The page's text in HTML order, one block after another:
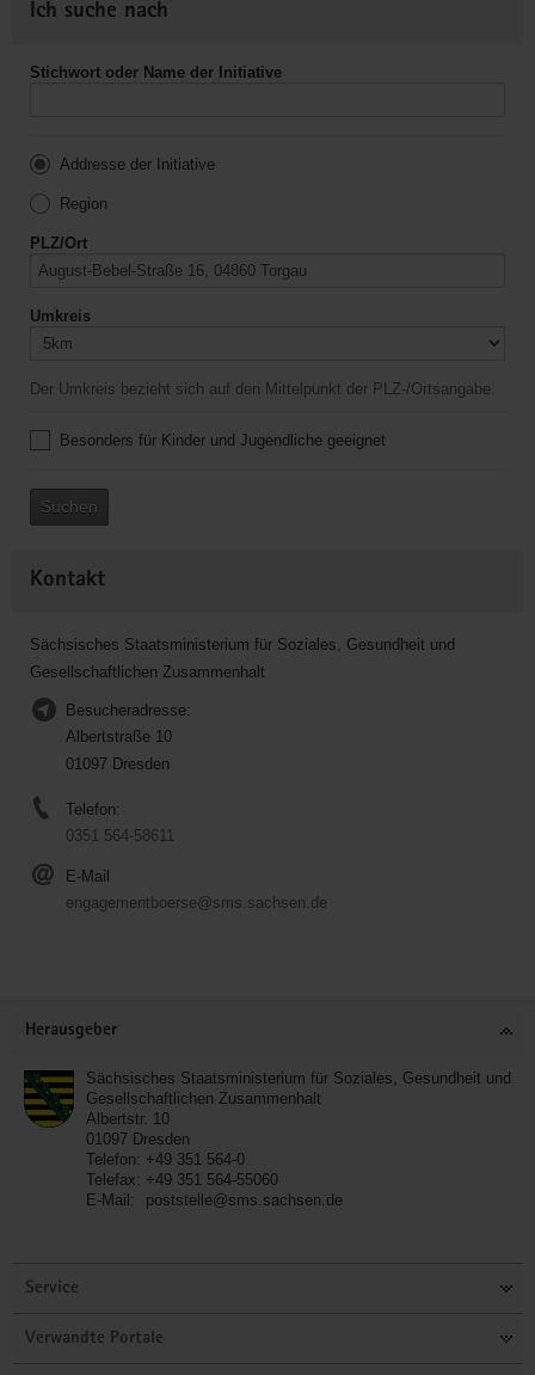
Ich suche nach
Stichwort oder Name der Initiative
Addresse der Initiative
Region
PLZ/Ort
Umkreis
Der Umkreis bezieht sich auf den Mittelpunkt der PLZ-/Ortsangabe.
Besonders für Kinder und Jugendliche geeignet
Suchen
Kontakt
Sächsisches Staatsministerium für Soziales, Gesundheit und
Gesellschaftlichen Zusammenhalt
Besucheradresse:
Albertstraße 10
01097 Dresden
Telefon:
0351 564-58611
E-Mail
engagementboerse@sms.sachsen.de
Herausgeber
Sächsisches Staatsministerium für Soziales, Gesundheit und
Gesellschaftlichen Zusammenhalt
Albertstr. 10
01097 Dresden
Telefon: +49 351 564-0
Telefax: +49 351 564-55060
E-Mail:
poststelle@sms.sachsen.de
Service
Verwandte Portale